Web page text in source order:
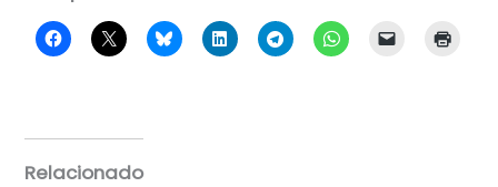
Relacionado